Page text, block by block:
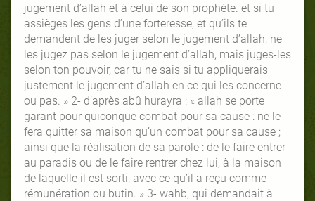
jugement d’allah et à celui de son prophète. et si tu
assièges les gens d’une forteresse, et qu’ils te
demandent de les juger selon le jugement d’allah, ne
les jugez pas selon le jugement d’allah, mais juges-les
selon ton pouvoir, car tu ne sais si tu appliquerais
justement le jugement d’allah en ce qui les concerne
ou pas. » 2- d’après abû hurayra : « allah se porte
garant pour quiconque combat pour sa cause : ne le
fera quitter sa maison qu’un combat pour sa cause ;
ainsi que la réalisation de sa parole : de le faire entrer
au paradis ou de le faire rentrer chez lui, à la maison
de laquelle il est sorti, avec ce qu’il a reçu comme
rémunération ou butin. » 3- wahb, qui demandait à